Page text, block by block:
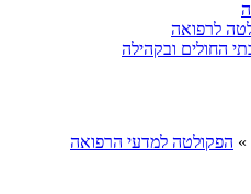
לרפואה
החולים ובקהילה
» הפקולטה למדעי הרפואה